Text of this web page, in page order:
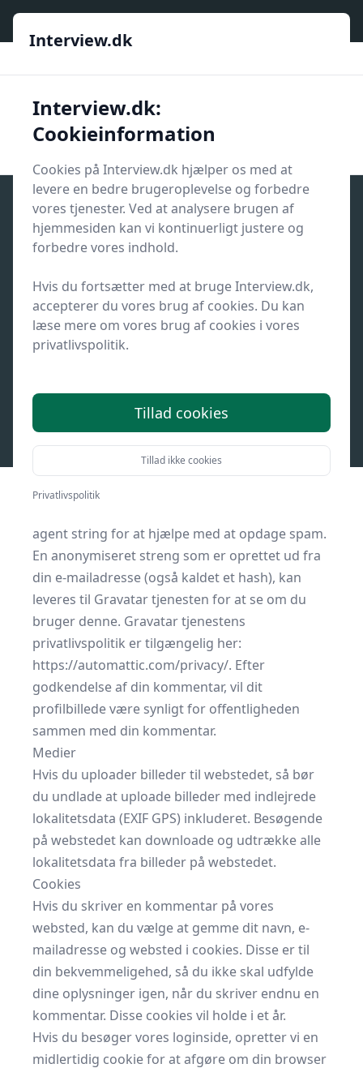
Interview.dk
Start søgning
Start søgning
Privatlivspolitik for Interview.dk
Vores webstedsadresse er: interview.dk
Kommentarer
Når besøgende skriver kommentarer på
webstedet, indsamler vi de data, som vises i
kommentarformularen, og også den
agent string for at hjælpe med at opdage spam.
En anonymiseret streng som er oprettet ud fra
din e-mailadresse (også kaldet et hash), kan
leveres til Gravatar tjenesten for at se om du
bruger denne. Gravatar tjenestens
privatlivspolitik er tilgængelig her:
https://automattic.com/privacy/. Efter
godkendelse af din kommentar, vil dit
profilbillede være synligt for offentligheden
sammen med din kommentar.
Medier
Hvis du uploader billeder til webstedet, så bør
du undlade at uploade billeder med indlejrede
lokalitetsdata (EXIF GPS) inkluderet. Besøgende
på webstedet kan downloade og udtrække alle
lokalitetsdata fra billeder på webstedet.
Cookies
Hvis du skriver en kommentar på vores
websted, kan du vælge at gemme dit navn, e-
mailadresse og websted i cookies. Disse er til
din bekvemmeligehed, så du ikke skal udfylde
dine oplysninger igen, når du skriver endnu en
kommentar. Disse cookies vil holde i et år.
Hvis du besøger vores loginside, opretter vi en
midlertidig cookie for at afgøre om din browser
Interview.dk
Interview.dk:
Cookieinformation
Cookies på Interview.dk hjælper os med at
levere en bedre brugeroplevelse og forbedre
vores tjenester. Ved at analysere brugen af
hjemmesiden kan vi kontinuerligt justere og
forbedre vores indhold.
Hvis du fortsætter med at bruge Interview.dk,
accepterer du vores brug af cookies. Du kan
læse mere om vores brug af cookies i vores
privatlivspolitik.
Tillad cookies
Tillad ikke cookies
Privatlivspolitik